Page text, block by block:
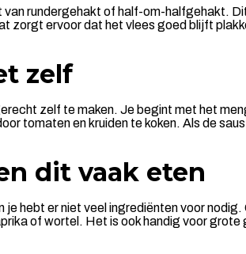
rundergehakt of half-om-halfgehakt.
zorgt ervoor dat het vlees goed blijft
zelf
zelf te maken. Je begint met het
tomaten en kruiden te koken. Als de
dit vaak eten
je hebt er niet veel ingrediënten voor
of wortel. Het is ook handig voor